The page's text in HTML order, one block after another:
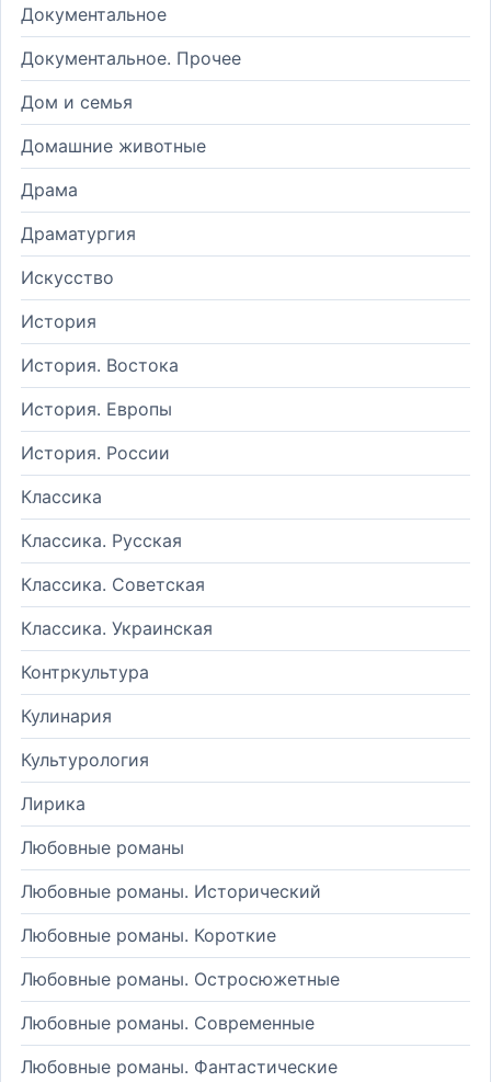
Документальное
Документальное. Прочее
Дом и семья
Домашние животные
Драма
Драматургия
Искусство
История
История. Востока
История. Европы
История. России
Классика
Классика. Русская
Классика. Советская
Классика. Украинская
Контркультура
Кулинария
Культурология
Лирика
Любовные романы
Любовные романы. Исторический
Любовные романы. Короткие
Любовные романы. Остросюжетные
Любовные романы. Современные
Любовные романы. Фантастические